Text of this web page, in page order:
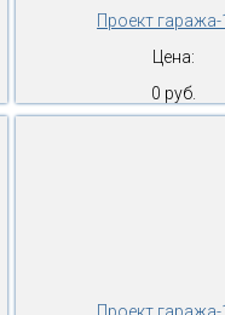
Проект
Цена:
0 руб.